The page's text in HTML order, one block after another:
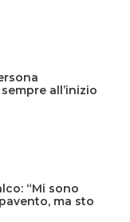
all’inizio
“Mi sono
ma sto